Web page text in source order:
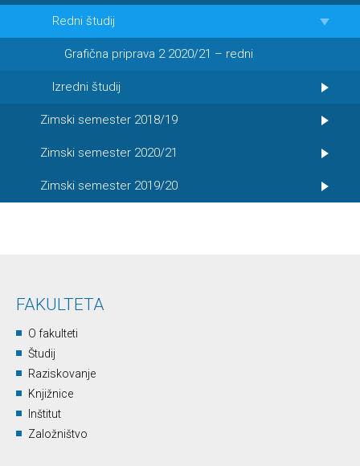
Redni študij
Grafična priprava 2 2020/21 – redni
Izredni študij
Zimski semester 2018/19
Zimski semester 2020/21
Zimski semester 2019/20
FAKULTETA
O fakulteti
Študij
Raziskovanje
Knjižnice
Inštitut
Založništvo